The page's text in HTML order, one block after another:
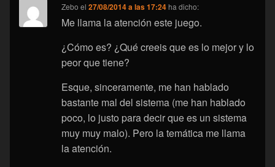
Zebo el27/08/2014 a las 17:24 ha dicho:
Me llama la atención este juego.
¿Cómo es? ¿Qué creeis que es lo mejor y lo
peor que tiene?
Esque, sinceramente, me han hablado
bastante mal del sistema (me han hablado
poco, lo justo para decir que es un sistema
muy muy malo). Pero la temática me llama
la atención.